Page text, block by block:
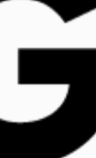
ブプロモー
小売業界を中心
to Consumer）
を、小売の流通
に販売する、新